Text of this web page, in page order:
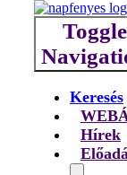
Toggle
Keresés
Hírek